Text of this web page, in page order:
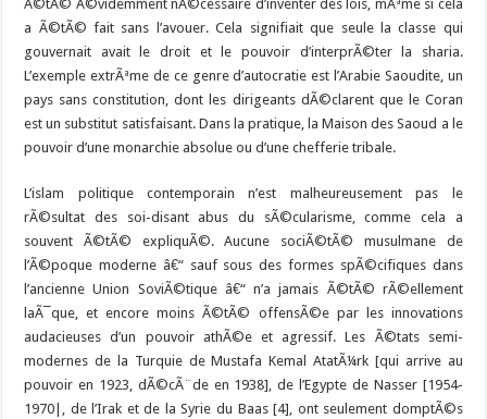
Ã©tÃ© Ã©videmment nÃ©cessaire d’inventer des lois, mÃªme si cela
a Ã©tÃ© fait sans l’avouer. Cela signifiait que seule la classe qui
gouvernait avait le droit et le pouvoir d’interprÃ©ter la sharia.
L’exemple extrÃªme de ce genre d’autocratie est l’Arabie Saoudite, un
pays sans constitution, dont les dirigeants dÃ©clarent que le Coran
est un substitut satisfaisant. Dans la pratique, la Maison des Saoud a le
pouvoir d’une monarchie absolue ou d’une chefferie tribale.
L’islam politique contemporain n’est malheureusement pas le
rÃ©sultat des soi-disant abus du sÃ©cularisme, comme cela a
souvent Ã©tÃ© expliquÃ©. Aucune sociÃ©tÃ© musulmane de
l’Ã©poque moderne â€“ sauf sous des formes spÃ©cifiques dans
l’ancienne Union SoviÃ©tique â€“ n’a jamais Ã©tÃ© rÃ©ellement
laÃ¯que, et encore moins Ã©tÃ© offensÃ©e par les innovations
audacieuses d’un pouvoir athÃ©e et agressif. Les Ã©tats semi-
modernes de la Turquie de Mustafa Kemal AtatÃ¼rk [qui arrive au
pouvoir en 1923, dÃ©cÃ¨de en 1938], de l’Egypte de Nasser [1954-
1970|, de l’Irak et de la Syrie du Baas [4], ont seulement domptÃ©s